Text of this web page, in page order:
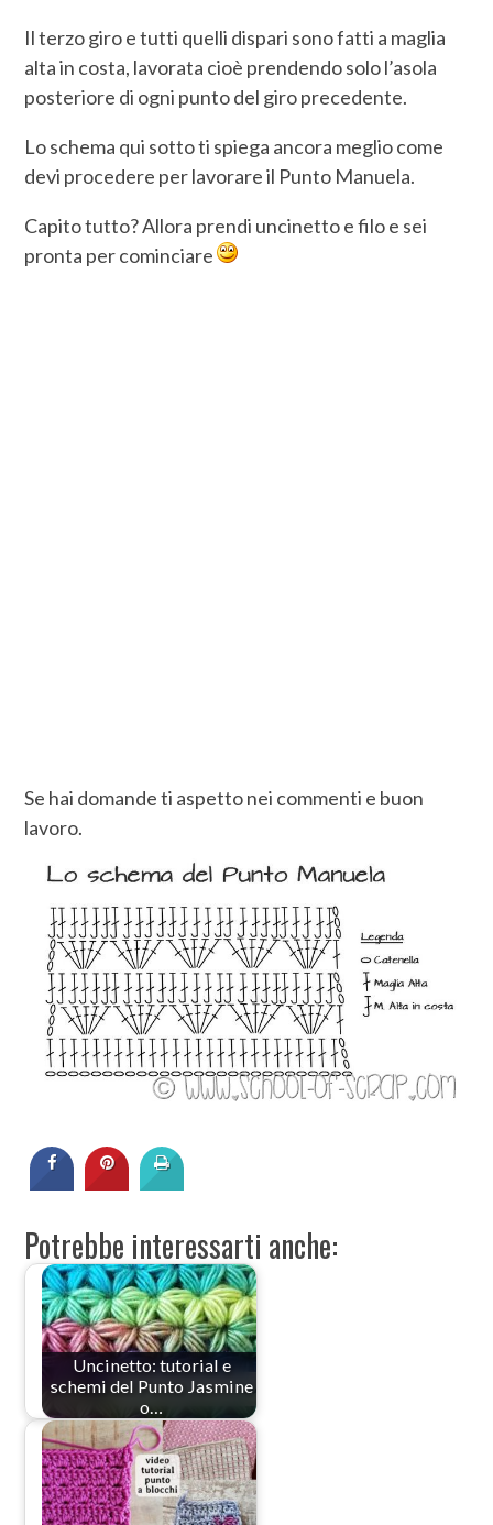
Il terzo giro e tutti quelli dispari sono fatti a maglia
alta in costa, lavorata cioè prendendo solo l’asola
posteriore di ogni punto del giro precedente.
Lo schema qui sotto ti spiega ancora meglio come
devi procedere per lavorare il Punto Manuela.
Capito tutto? Allora prendi uncinetto e filo e sei
pronta per cominciare
Se hai domande ti aspetto nei commenti e buon
lavoro.
Potrebbe interessarti anche:
Uncinetto: tutorial e
schemi del Punto Jasmine
o…